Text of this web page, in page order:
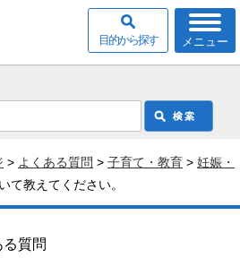
メニュー
目的から探す
> よくある質問 > 子育て・教育 > 妊娠・
て教えてください。
質問